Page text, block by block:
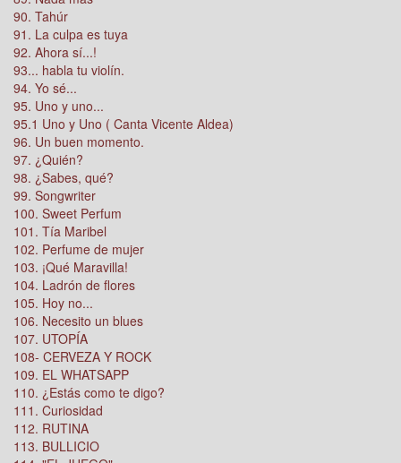
90. Tahúr
91. La culpa es tuya
92. Ahora sí...!
93... habla tu violín.
94. Yo sé...
95. Uno y uno...
95.1 Uno y Uno ( Canta Vicente Aldea)
96. Un buen momento.
97. ¿Quién?
98. ¿Sabes, qué?
99. Songwriter
100. Sweet Perfum
101. Tía Maribel
102. Perfume de mujer
103. ¡Qué Maravilla!
104. Ladrón de flores
105. Hoy no...
106. Necesito un blues
107. UTOPÍA
108- CERVEZA Y ROCK
109. EL WHATSAPP
110. ¿Estás como te digo?
111. Curiosidad
112. RUTINA
113. BULLICIO